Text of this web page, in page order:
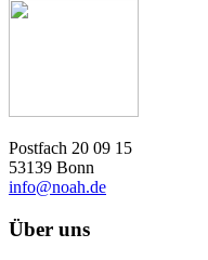
Postfach 20 09 15
53139 Bonn
info@noah.de
Über uns